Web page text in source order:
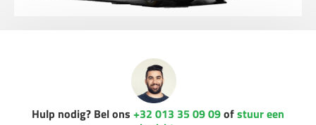
Hulp nodig? Bel ons +32 013 35 09 09ofstuur een